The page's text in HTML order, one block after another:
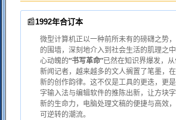
📰1992年合订本
微型计算机正以一种前所未有的磅礴之势
的围墙，深刻地介入到社会生活的肌理之
心动魄的“书写革命”已然在知识界爆发，
新闻记者，越来越多的文人搁置了笔墨，
新的创作韵律。这不仅是工具的更迭，更
字输入法与编辑软件的推陈出新，让方块
新的生命力，电脑处理文稿的便捷与高效
可逆转的潮流。